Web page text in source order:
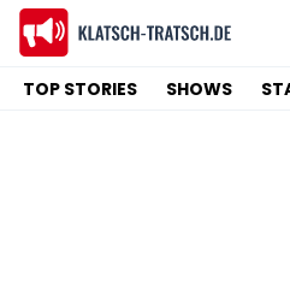
TOP STORIES SHOWS